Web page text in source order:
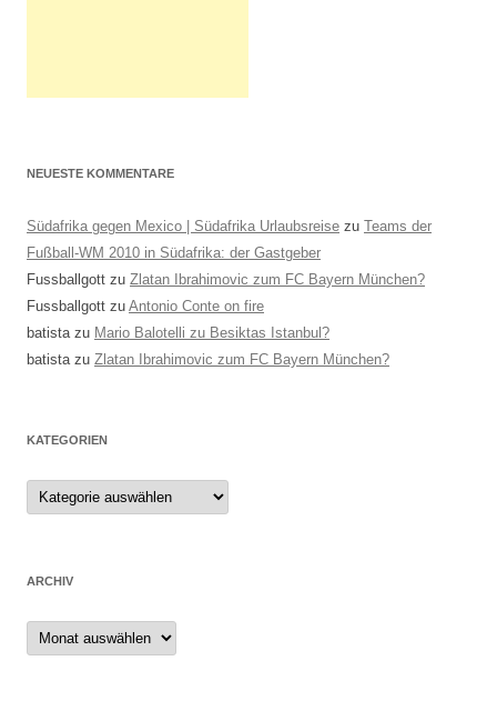
NEUESTE KOMMENTARE
Südafrika gegen Mexico | Südafrika Urlaubsreise zu Teams der
Fußball-WM 2010 in Südafrika: der Gastgeber
Fussballgott zu Zlatan Ibrahimovic zum FC Bayern München?
Fussballgott zu Antonio Conte on fire
batistazu Mario Balotelli zu Besiktas Istanbul?
batistazu Zlatan Ibrahimovic zum FC Bayern München?
KATEGORIEN
Kategorien
ARCHIV
Archiv